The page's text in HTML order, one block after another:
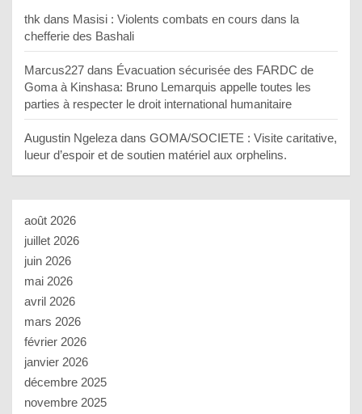
thk dans Masisi : Violents combats en cours dans la
chefferie des Bashali
Marcus227 dans Évacuation sécurisée des FARDC de
Goma à Kinshasa: Bruno Lemarquis appelle toutes les
parties à respecter le droit international humanitaire
Augustin Ngeleza dans GOMA/SOCIETE : Visite caritative,
lueur d’espoir et de soutien matériel aux orphelins.
août 2026
juillet 2026
juin 2026
mai 2026
avril 2026
mars 2026
février 2026
janvier 2026
décembre 2025
novembre 2025